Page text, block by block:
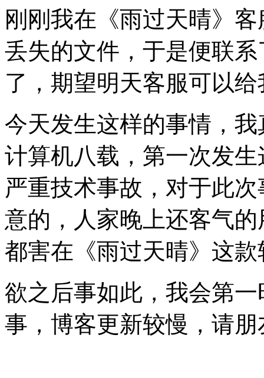
刚刚我在《雨过天晴》
丢失的文件，于是便联
了，期望明天客服可以
今天发生这样的事情，
计算机八载，第一次发
严重技术事故，对于此
意的，人家晚上还客气
都害在《雨过天晴》这
欲之后事如此，我会第
事，博客更新较慢，请